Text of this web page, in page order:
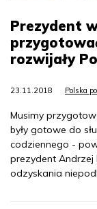
Prezydent
rozwijały
23.11.2018 Polska
Musimy
były gotowe do
codziennego -
prezydent Andrzej
odzyskania